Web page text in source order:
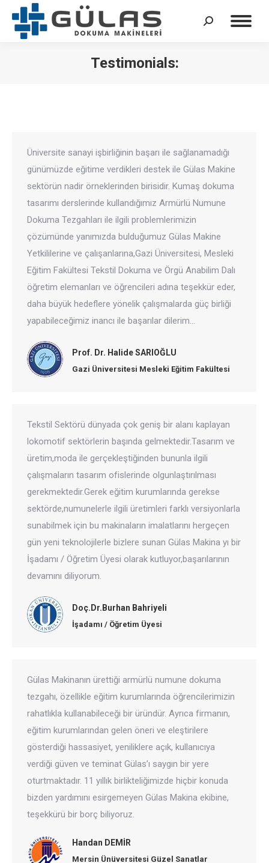
Arama:
Testimonials:
Üniversite sanayi işbirliğinin başarı ile sağlanamadığı
günümüzde eğitime verdikleri destek ile Gülas Makine
sektörün nadir örneklerinden birisidir. Kumaş dokuma
tasarımı derslerinde kullandığımız Armürlü Numune
Dokuma Tezgahları ile ilgili problemlerimizin
çözümünde yanımızda bulduğumuz Gülas Makine
Yetkililerine ve çalışanlarına,Gazi Üniversitesi, Mesleki
Eğitim Fakültesi Tekstil Dokuma ve Örgü Anabilim Dalı
öğretim elemanları ve öğrencileri adına teşekkür eder,
daha büyük hedeflere yönelik çalışmalarda güç birliği
yapabileceğimiz inancı ile başarılar dilerim…
Prof. Dr. Halide SARIOĞLU
Gazi Üniversitesi Mesleki Eğitim Fakültesi
Tekstil Sektörü dünyada çok geniş bir alanı kaplayan
lokomotif sektörlerin başında gelmektedir.Tasarım ve
üretim,moda ile gerçekleştiğinden bununla ilgili
çalışmaların tasarım ofislerinde olgunlaştırılması
gerekmektedir.Gerek eğitim kurumlarında gerekse
sektörde,numunelerle ilgili üretimleri farklı versiyonlarla
sunabilmek için bu makinaların imalatlarını hergeçen
gün yeni teknolojilerle bizlere sunan Gülas Makina yı bir
İşadamı / Öğretim Üyesi olarak kutluyor,başarılarının
devamını diliyorum.
Doç.Dr.Burhan Bahriyeli
İşadamı / Öğretim Üyesi
Gülas Makinanın ürettiği armürlü numune dokuma
tezgahı, özellikle eğitim kurumlarında öğrencilerimizin
rahatlıkla kullanabileceği bir üründür. Ayrıca firmanın,
eğitim kurumlarından gelen öneri ve eleştirilere
gösterdiği hassasiyet, yeniliklere açık, kullanıcıya
verdiği güven ve teminat Gülas’ı saygın bir yere
oturtmaktadır. 11 yıllık birlikteliğimizde hiçbir konuda
bizden yardımını esirgemeyen Gülas Makina ekibine,
teşekkürü bir borç biliyoruz.
Handan DEMİR
Mersin Ünüversitesi Güzel Sanatlar